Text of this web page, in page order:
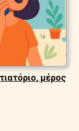
μέρος